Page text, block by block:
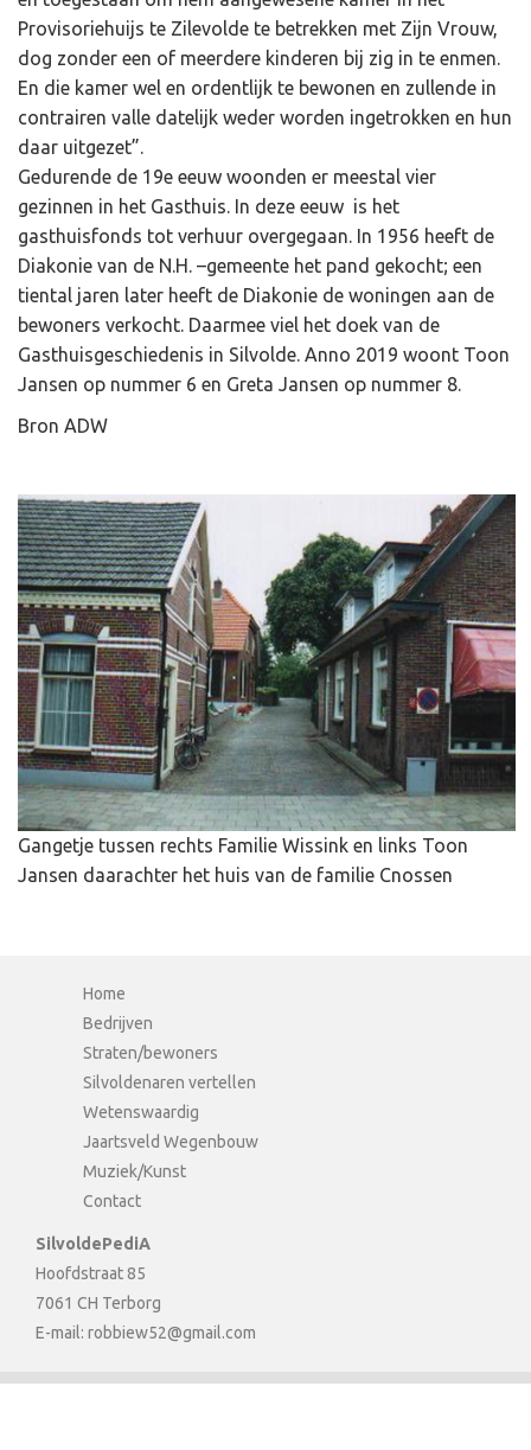
Provisoriehuijs te Zilevolde te betrekken met Zijn Vrouw,
dog zonder een of meerdere kinderen bij zig in te enmen.
En die kamer wel en ordentlijk te bewonen en zullende in
contrairen valle datelijk weder worden ingetrokken en hun
daar uitgezet”.
Gedurende de 19e eeuw woonden er meestal vier
gezinnen in het Gasthuis. In deze eeuw is het
gasthuisfonds tot verhuur overgegaan. In 1956 heeft de
Diakonie van de N.H. –gemeente het pand gekocht; een
tiental jaren later heeft de Diakonie de woningen aan de
bewoners verkocht. Daarmee viel het doek van de
Gasthuisgeschiedenis in Silvolde. Anno 2019 woont Toon
Jansen op nummer 6 en Greta Jansen op nummer 8.
Bron ADW
Gangetje tussen rechts Familie Wissink en links Toon
Jansen daarachter het huis van de familie Cnossen
Home
Bedrijven
Straten/bewoners
Silvoldenaren vertellen
Wetenswaardig
Jaartsveld Wegenbouw
Muziek/Kunst
Contact
SilvoldePediA
Hoofdstraat 85
7061 CH Terborg
E-mail: robbiew52@gmail.com